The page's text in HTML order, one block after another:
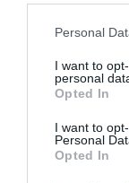
Personal
I want to
personal
Opted In
I want to
Personal
Opted In